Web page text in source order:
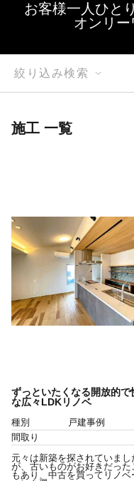
お客様一人ひと
オンリー
絞り込み検索
施工 一覧
ずっといたくなる開放的で
な広々LDKリノベ
種別
戸建事例
間取り
元々は新築を探されていまし
が、古いものがお好きだった
もあり、中古を買ってリノベ